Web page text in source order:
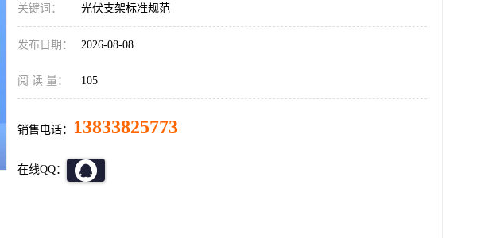
关键词： 光伏支架标准规范
发布日期： 2026-08-08
阅 读 量： 105
销售电话： 13833825773
在线QQ：